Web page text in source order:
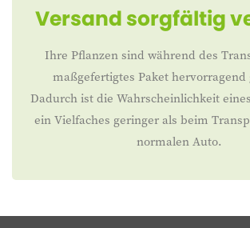
Versand sorgfältig
Ihre Pflanzen sind während des
maßgefertigtes Paket hervorragend
Dadurch ist die Wahrscheinlichkeit
ein Vielfaches geringer als beim
normalen Auto.